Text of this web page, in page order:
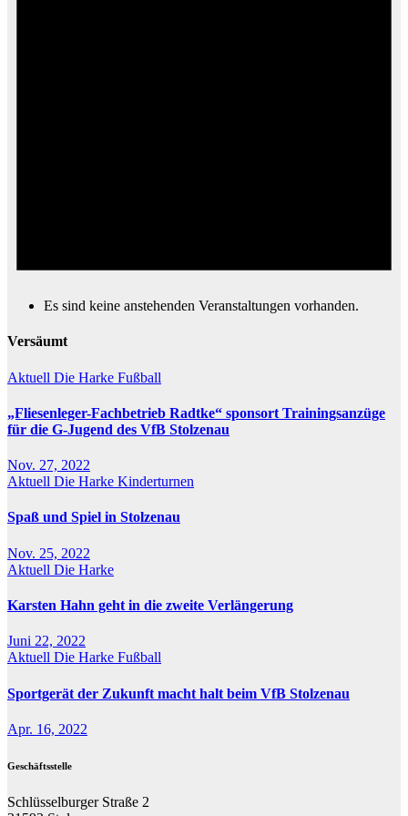
Es sind keine anstehenden Veranstaltungen vorhanden.
Versäumt
Aktuell Die Harke Fußball
„Fliesenleger-Fachbetrieb Radtke“ sponsort Trainingsanzüge
für die G-Jugend des VfB Stolzenau
Nov. 27, 2022
Aktuell Die Harke Kinderturnen
Spaß und Spiel in Stolzenau
Nov. 25, 2022
Aktuell Die Harke
Karsten Hahn geht in die zweite Verlängerung
Juni 22, 2022
Aktuell Die Harke Fußball
Sportgerät der Zukunft macht halt beim VfB Stolzenau
Apr. 16, 2022
Geschäftsstelle
Schlüsselburger Straße 2